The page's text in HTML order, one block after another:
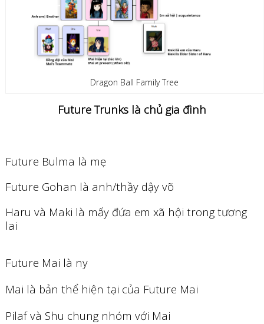
Dragon Ball Family Tree
Future Trunks là chủ gia đình
Future Bulma là mẹ
Future Gohan là anh/thầy dậy võ
Haru và Maki là mấy đứa em xã hội trong tương
lai
Future Mai là ny
Mai là bản thể hiện tại của Future Mai
Pilaf và Shu chung nhóm với Mai